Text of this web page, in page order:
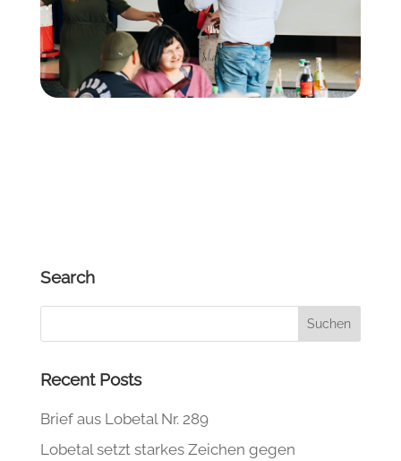
Search
Recent Posts
Brief aus Lobetal Nr. 289
Lobetal setzt starkes Zeichen gegen